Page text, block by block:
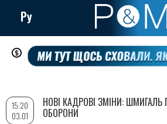
Перейти
до
вмісту
Ру
15:20
03.01
НОВІ КАДРОВІ ЗМІНИ: ШМИГАЛЬ
ОБОРОНИ